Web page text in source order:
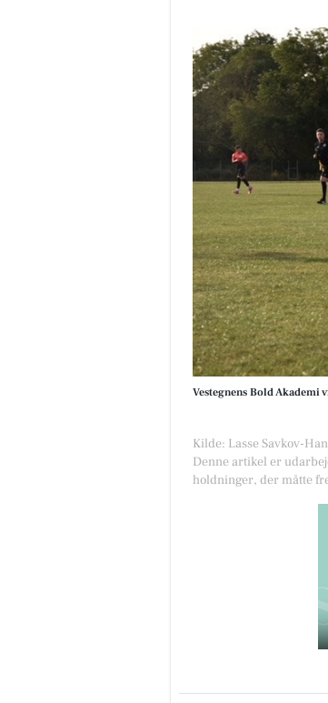
Vestegnens Bold Akademi
Kilde: Lasse Savkov-
Denne artikel er
holdninger, der måtte